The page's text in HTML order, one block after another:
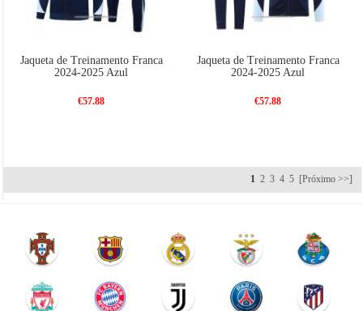
Jaqueta de Treinamento Franca
2024-2025 Azul
€57.88
Jaqueta de Treinamento Franca
2024-2025 Azul
€57.88
1 2 3 4 5 [Próximo >>]